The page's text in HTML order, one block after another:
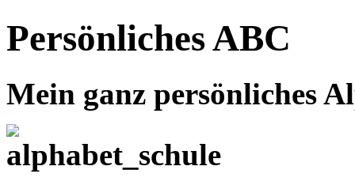
Persönliches ABC
Mein ganz persönliches